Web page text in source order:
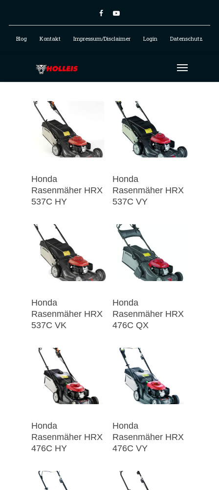
Blog Kontakt Impressum/Disclaimer Login Datenschutz
Honda
Rasenmäher HRX
537C HY
Honda
Rasenmäher HRX
537C VY
Honda
Rasenmäher HRX
537C VK
Honda
Rasenmäher HRX
476C QX
Honda
Rasenmäher HRX
476C HY
Honda
Rasenmäher HRX
476C VY